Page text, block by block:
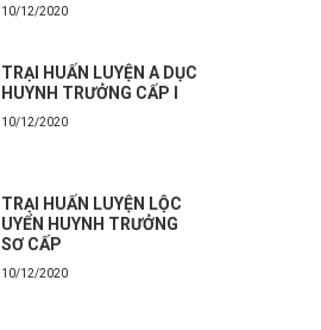
10/12/2020
TRẠI HUẤN LUYỆN A DỤC
HUYNH TRƯỞNG CẤP I
10/12/2020
TRẠI HUẤN LUYỆN LỘC
UYỂN HUYNH TRƯỞNG
SƠ CẤP
10/12/2020